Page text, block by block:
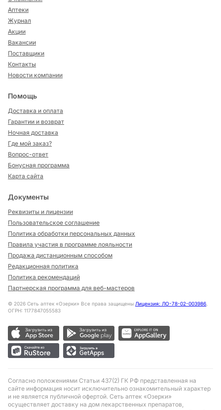
Аптеки
Журнал
Акции
Вакансии
Поставщики
Контакты
Новости компании
Помощь
Доставка и оплата
Гарантии и возврат
Ночная доставка
Где мой заказ?
Вопрос-ответ
Бонусная программа
Карта сайта
Документы
Реквизиты и лицензии
Пользовательское соглашение
Политика обработки персональных данных
Правила участия в программе лояльности
Продажа дистанционным способом
Редакционная политика
Политика рекомендаций
Партнерская программа для веб-мастеров
© 2026 Сеть аптек «Озерки» Все права защищены Лицензия: ЛО-78-02-003986,
ОГРН: 1177847055583
Согласно положениями Статьи 437(2) ГК РФ представленная на
сайте информация носит исключительно ознакомительный характер
и не является публичной офертой. Сеть аптек «Озерки»
осуществляет доставку на дом лекарственных препаратов,